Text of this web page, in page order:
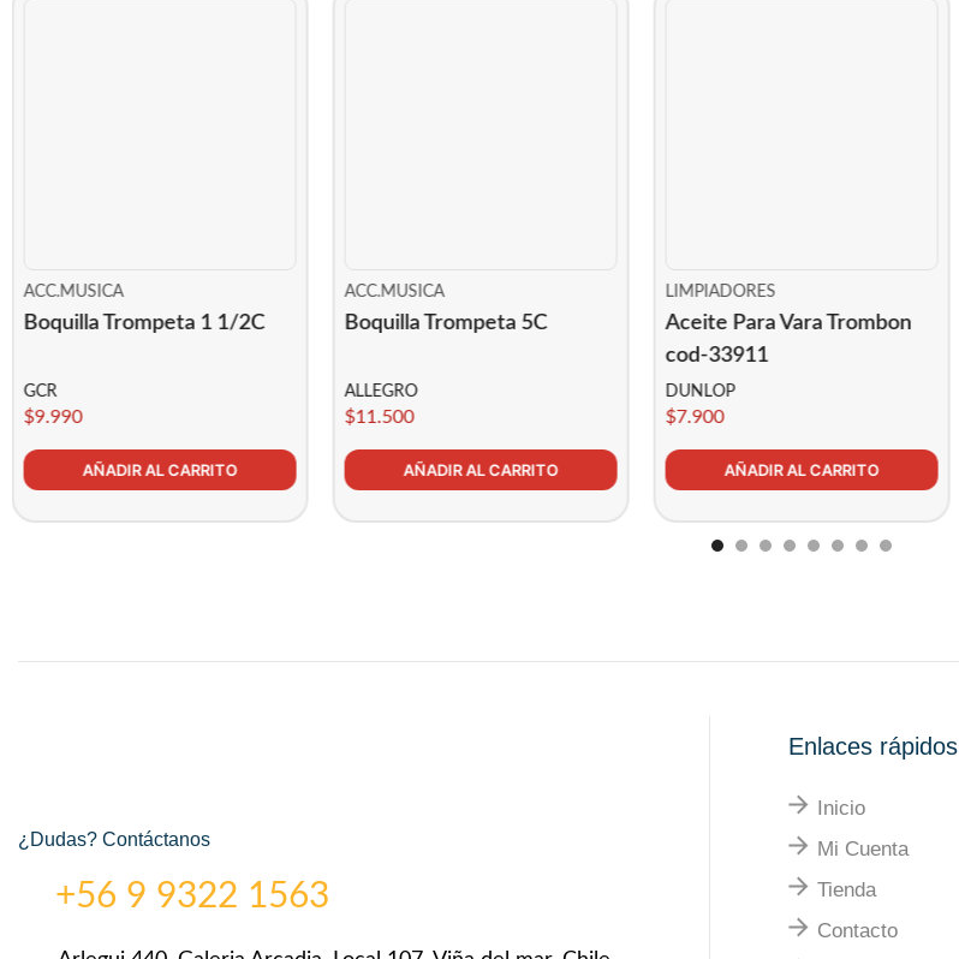
ACC.MUSICA
Boquilla Trompeta 1 1/2C
GCR
$9.990
AÑADIR AL CARRITO
ACC.MUSICA
Boquilla Trompeta 5C
ALLEGRO
$11.500
AÑADIR AL CARRITO
LIMPIADORES
Aceite Para Vara Trombon
cod-33911
DUNLOP
$7.900
AÑADIR AL CARRITO
¿Dudas? Contáctanos
+56 9 9322 1563
Enlaces rápidos
Inicio
Mi Cuenta
Tienda
Contacto